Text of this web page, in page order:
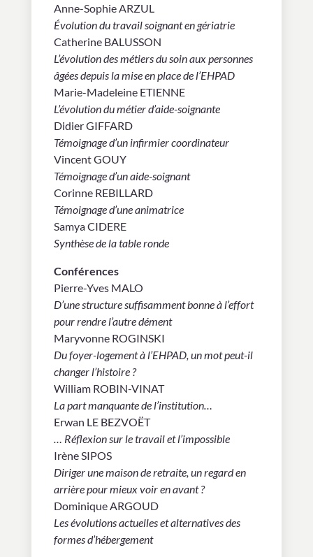
Anne-Sophie ARZUL
Évolution du travail soignant en gériatrie
Catherine BALUSSON
L’évolution des métiers du soin aux personnes
âgées depuis la mise en place de l’EHPAD
Marie-Madeleine ETIENNE
L’évolution du métier d’aide-soignante
Didier GIFFARD
Témoignage d’un infirmier coordinateur
Vincent GOUY
Témoignage d’un aide-soignant
Corinne REBILLARD
Témoignage d’une animatrice
Samya CIDERE
Synthèse de la table ronde
Conférences
Pierre-Yves MALO
D’une structure suffisamment bonne à l’effort
pour rendre l’autre dément
Maryvonne ROGINSKI
Du foyer-logement à l’EHPAD, un mot peut-il
changer l’histoire ?
William ROBIN-VINAT
La part manquante de l’institution…
Erwan LE BEZVOËT
… Réflexion sur le travail et l’impossible
Irène SIPOS
Diriger une maison de retraite, un regard en
arrière pour mieux voir en avant ?
Dominique ARGOUD
Les évolutions actuelles et alternatives des
formes d’hébergement